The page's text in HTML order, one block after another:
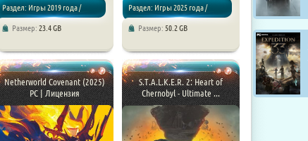
Раздел: Игры 2019 года /
Размер: 23.4 GB
Раздел: Игры 2025 года /
Размер: 50.2 GB
Netherworld Covenant (2025)
PC | Лицензия
S.T.A.L.K.E.R. 2: Heart of
Chernobyl - Ultimate ...